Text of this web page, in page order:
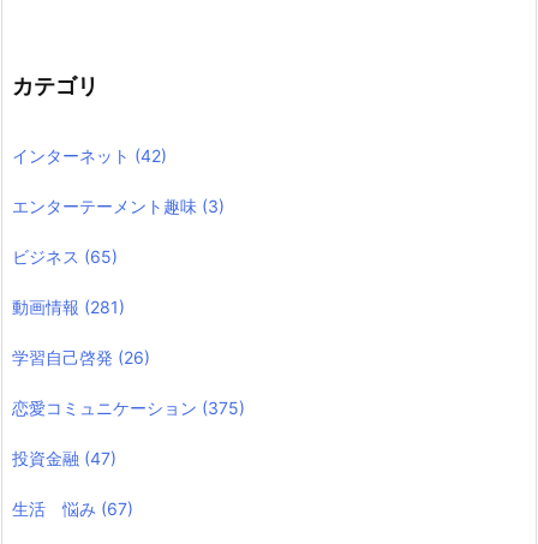
カテゴリ
インターネット (42)
エンターテーメント趣味 (3)
ビジネス (65)
動画情報 (281)
学習自己啓発 (26)
恋愛コミュニケーション (375)
投資金融 (47)
生活 悩み (67)